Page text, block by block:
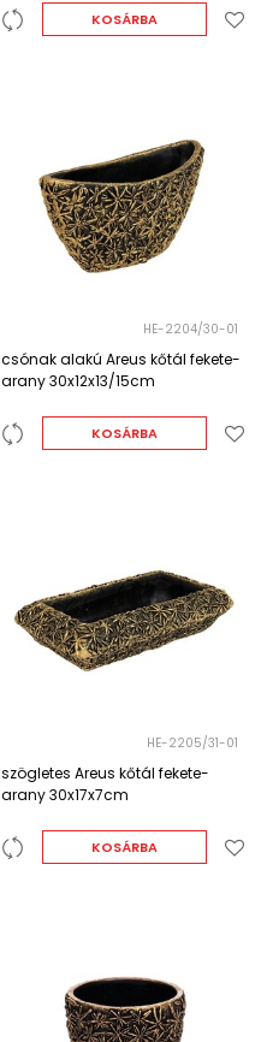
KOSÁRBA
HE-2204/30-01
csónak alakú Areus kőtál fekete-
arany 30x12x13/15cm
KOSÁRBA
HE-2205/31-01
szögletes Areus kőtál fekete-
arany 30x17x7cm
KOSÁRBA